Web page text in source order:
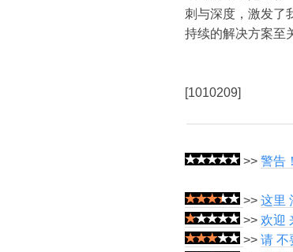
刺与深度，激发了
持续的解决方案至
[1010209]
>> 警告
>> 这里
>> 欢迎
>> 请 不